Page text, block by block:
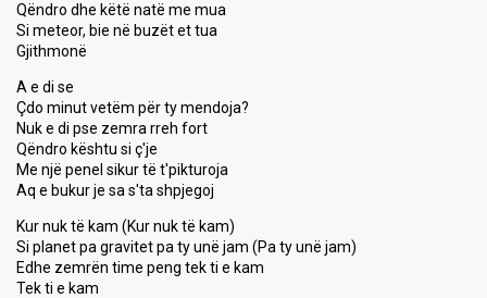
Qëndro dhe këtë natë me mua
Si meteor, bie në buzët et tua
Gjithmonë
A e di se
Çdo minut vetëm për ty mendoja?
Nuk e di pse zemra rreh fort
Qëndro kështu si ç'je
Me një penel sikur të t'pikturoja
Aq e bukur je sa s'ta shpjegoj
Kur nuk të kam (Kur nuk të kam)
Si planet pa gravitet pa ty unë jam (Pa ty unë jam)
Edhe zemrën time peng tek ti e kam
Tek ti e kam